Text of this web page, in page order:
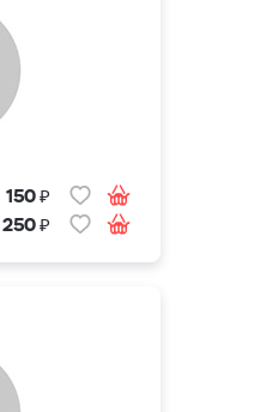
150₽
250₽